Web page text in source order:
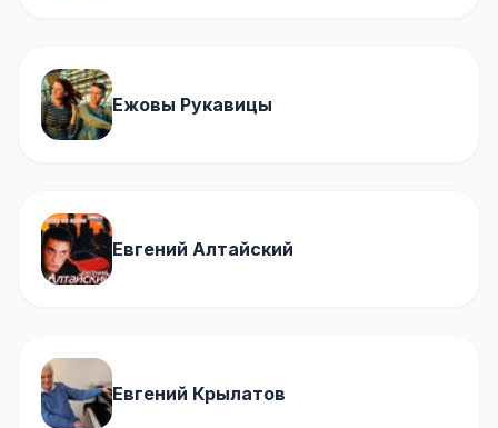
Ежовы Рукавицы
Евгений Алтайский
Евгений Крылатов